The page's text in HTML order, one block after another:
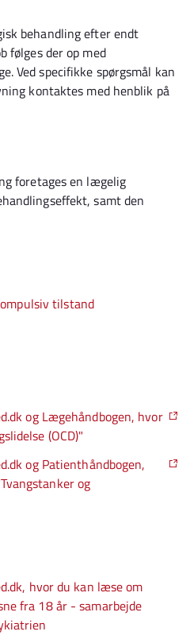
behandling efter endt
følges der op med
Ved specifikke spørgsmål kan
kontaktes med henblik på
foretages en lægelig
samt den
tilstand
og Lægehåndbogen, hvor
(OCD)"
og Patienthåndbogen,
og
hvor du kan læse om
fra 18 år - samarbejde